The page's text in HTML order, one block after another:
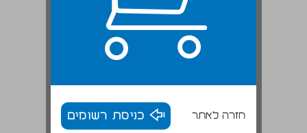
חזרה לאתר כניסת רשומים